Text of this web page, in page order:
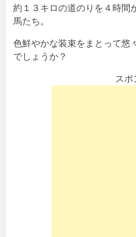
約１３キロの道のりを４時間
馬たち。
色鮮やかな装束をまとって悠
でしょうか？
スポ